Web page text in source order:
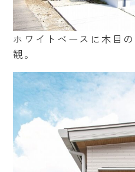
ホワイトベースに木目
観。